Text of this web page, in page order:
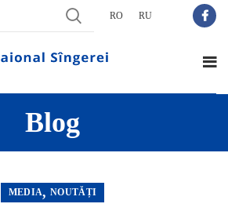
RO RU
Blog
MEDIA,NOUTĂȚI